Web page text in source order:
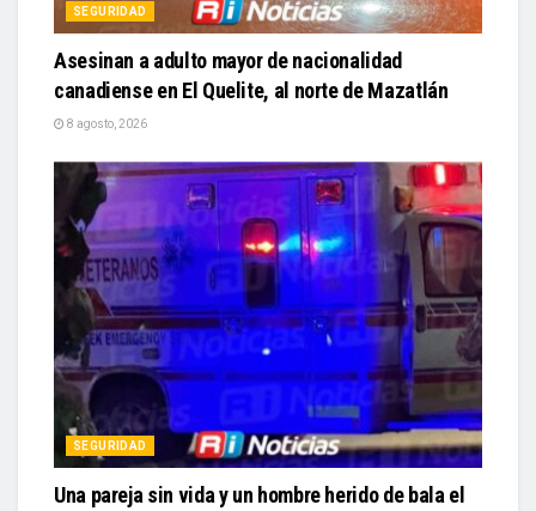
SEGURIDAD
Asesinan a adulto mayor de nacionalidad
canadiense en El Quelite, al norte de Mazatlán
8 agosto, 2026
SEGURIDAD
Una pareja sin vida y un hombre herido de bala el